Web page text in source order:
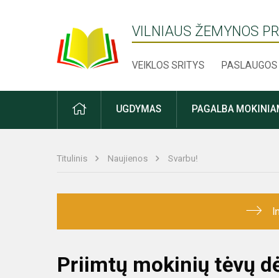
VILNIAUS ŽEMYNOS
VEIKLOS SRITYS PASLAUGOS
PRADŽIAUGDYMAS PAGALBA
Titulinis Naujienos Svarbu!
Priimtų mokinių tėvų